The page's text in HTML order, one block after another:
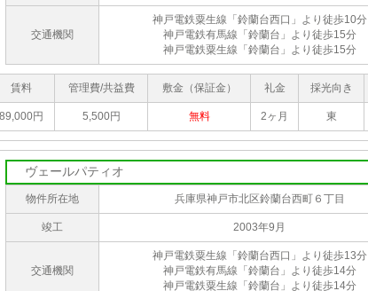
交通機関
神戸電鉄粟生線「鈴蘭台西口」より徒歩10分
神戸電鉄有馬線「鈴蘭台」より徒歩15分
神戸電鉄粟生線「鈴蘭台」より徒歩15分
賃料 管理費/共益費 敷金（保証金） 礼金 採光向き
89,000円 5,500円 無料 2ヶ月 東
ヴェールパティオ
物件所在地 兵庫県神戸市北区鈴蘭台西町６丁目
竣工 2003年9月
交通機関
神戸電鉄粟生線「鈴蘭台西口」より徒歩13分
神戸電鉄有馬線「鈴蘭台」より徒歩14分
神戸電鉄粟生線「鈴蘭台」より徒歩14分